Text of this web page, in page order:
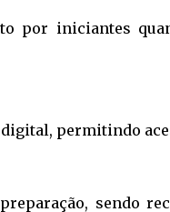
por iniciantes
permitindo
sendo